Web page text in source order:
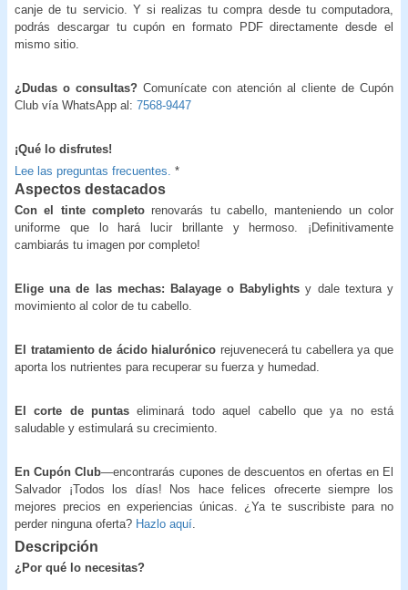
canje de tu servicio. Y si realizas tu compra desde tu computadora,
podrás descargar tu cupón en formato PDF directamente desde el
mismo sitio.
¿Dudas o consultas? Comunícate con atención al cliente de Cupón
Club vía WhatsApp al: 7568-9447
¡Qué lo disfrutes!
Lee las preguntas frecuentes. *
Aspectos destacados
Con el tinte completorenovarás tu cabello, manteniendo un color
uniforme que lo hará lucir brillante y hermoso. ¡Definitivamente
cambiarás tu imagen por completo!
Elige una de las mechas: Balayage o Babylights y dale textura y
movimiento al color de tu cabello.
El tratamiento de ácido hialurónico rejuvenecerá tu cabellera ya que
aporta los nutrientes para recuperar su fuerza y humedad.
El corte de puntas eliminará todo aquel cabello que ya no está
saludable y estimulará su crecimiento.
En Cupón Club—encontrarás cupones de descuentos en ofertas en El
Salvador ¡Todos los días! Nos hace felices ofrecerte siempre los
mejores precios en experiencias únicas. ¿Ya te suscribiste para no
perder ninguna oferta? Hazlo aquí
Descripción
¿Por qué lo necesitas?